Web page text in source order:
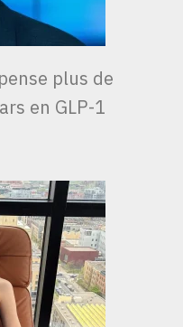
plus de
en GLP-1